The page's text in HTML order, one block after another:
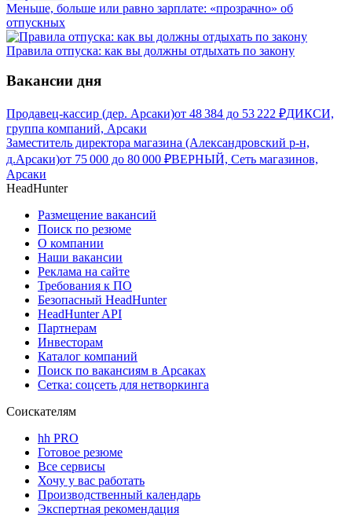
Меньше, больше или равно зарплате: «прозрачно» об
отпускных
Правила отпуска: как вы должны отдыхать по закону
Вакансии дня
Продавец-кассир (дер. Арсаки)от 48 384 до 53 222 ₽ДИКСИ,
группа компаний, Арсаки
Заместитель директора магазина (Александровский р-н,
д.Арсаки)от 75 000 до 80 000 ₽ВЕРНЫЙ, Сеть магазинов,
Арсаки
HeadHunter
Размещение вакансий
Поиск по резюме
О компании
Наши вакансии
Реклама на сайте
Требования к ПО
Безопасный HeadHunter
HeadHunter API
Партнерам
Инвесторам
Каталог компаний
Поиск по вакансиям в Арсаках
Сетка: соцсеть для нетворкинга
Соискателям
hh PRO
Готовое резюме
Все сервисы
Хочу у вас работать
Производственный календарь
Экспертная рекомендация